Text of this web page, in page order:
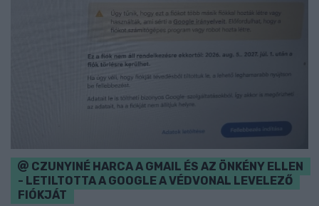
CZUNYINÉ HARCA A GMAIL ÉS AZ ÖNKÉNY ELLEN
- LETILTOTTA A GOOGLE A VÉDVONAL LEVELEZŐ
FIÓKJÁT